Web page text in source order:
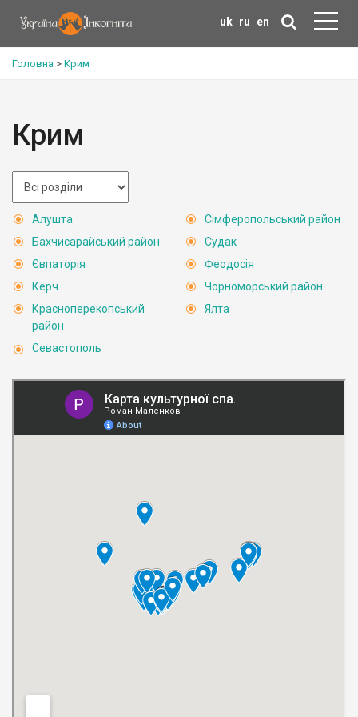
uk ru en
Головна > Крим
Крим
Алушта
Бахчисарайський район
Євпаторія
Керч
Красноперекопський
район
Севастополь
Сімферопольський район
Судак
Феодосія
Чорноморський район
Ялта